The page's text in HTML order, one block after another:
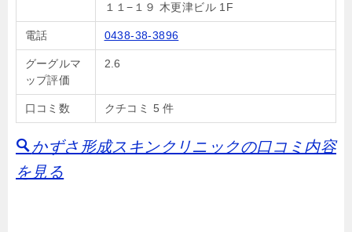
１１−１９ 木更津ビル 1F
電話 0438-38-3896
グーグルマ
ップ評価
2.6
口コミ数 クチコミ 5 件
かずさ形成スキンクリニックの口コミ内容
を見る